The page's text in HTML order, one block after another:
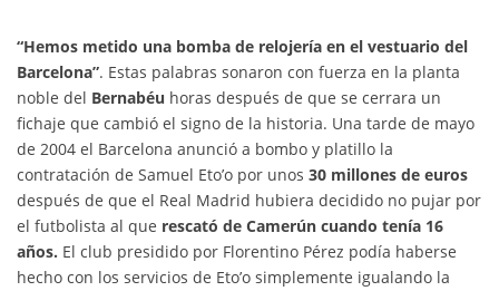
“Hemos metido una bomba de relojería en el vestuario del
Barcelona”. Estas palabras sonaron con fuerza en la planta
noble del Bernabéu horas después de que se cerrara un
fichaje que cambió el signo de la historia. Una tarde de mayo
de 2004 el Barcelona anunció a bombo y platillo la
contratación de Samuel Eto’o por unos 30 millones de euros
después de que el Real Madrid hubiera decidido no pujar por
el futbolista al que rescató de Camerún cuando tenía 16
años. El club presidido por Florentino Pérez podía haberse
hecho con los servicios de Eto’o simplemente igualando la